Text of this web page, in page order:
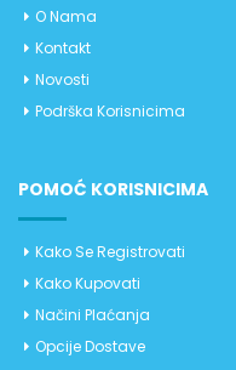
O Nama
Kontakt
Novosti
Podrška Korisnicima
POMOĆ KORISNICIMA
Kako Se Registrovati
Kako Kupovati
Načini Plaćanja
Opcije Dostave